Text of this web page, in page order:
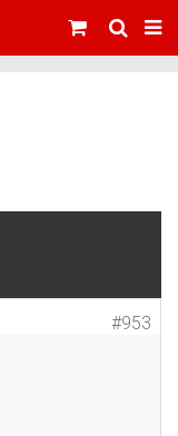
#953